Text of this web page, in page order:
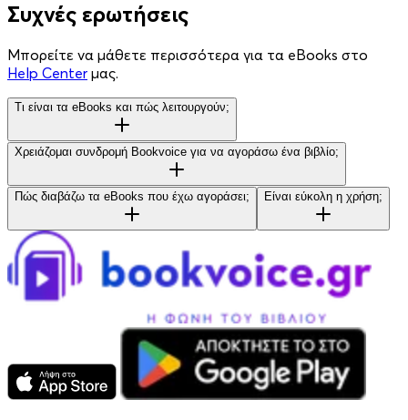
Συχνές ερωτήσεις
Μπορείτε να μάθετε περισσότερα για τα eBooks στο
Help Center μας.
Τι είναι τα eBooks και πώς λειτουργούν;
Χρειάζομαι συνδρομή Bookvoice για να αγοράσω ένα βιβλίο;
Πώς διαβάζω τα eBooks που έχω αγοράσει; Είναι εύκολη η χρήση;